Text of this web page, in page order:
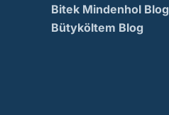
Bitek Mindenhol Blog
Bütyköltem Blog